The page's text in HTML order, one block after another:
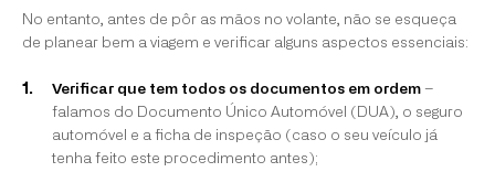
No entanto, antes de pôr as mãos no volante, não se esqueça
de planear bem a viagem e verificar alguns aspectos essenciais:
Verificar que tem todos os documentos em ordem –
falamos do Documento Único Automóvel (DUA), o seguro
automóvel e a ficha de inspeção (caso o seu veículo já
tenha feito este procedimento antes);